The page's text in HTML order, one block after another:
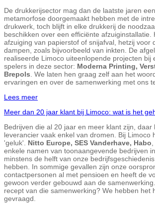
De drukkerijsector mag dan de laatste jaren
metamorfose doorgemaakt hebben met de
drukwerk, toch blijft in elke drukkerij de
beschikken over een efficiënte afzuiginstallatie.
afzuiging van papierstof of snijafval, hetzij voor
dampen, zoals bijvoorbeeld van inkten. De
realiseerde Limoco uiteenlopende projecten bij
spelers in deze sector: Moderna Printing,
Brepols . We laten hen graag zelf aan het
ervaringen en over de samenwerking met ons
Lees meer
Meer dan 20 jaar klant bij Limoco: wat is het
Bedrijven die al 20 jaar en meer klant zijn, daar
leverancier vaak enkel van dromen. Bij Limoco
'geluk'. Nitto Europe, SES Vanderhave, Habo
enkele namen van toonaangevende bedrijven
minstens de helft van onze
hebben. In sommige gevallen zijn onze
contactpersonen al met pensioen en heeft de
gewoon verder gebouwd aan de
recept van die samenwerking? We hebben het
gevraagd.